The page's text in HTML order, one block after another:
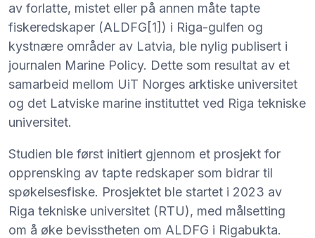
av forlatte, mistet eller på annen måte tapte
fiskeredskaper (ALDFG [1] ) i Riga-gulfen og
kystnære områder av Latvia, ble nylig publisert i
journalen Marine Policy. Dette som resultat av et
samarbeid mellom UiT Norges arktiske universitet
og det Latviske marine instituttet ved Riga tekniske
universitet.
Studien ble først initiert gjennom et prosjekt for
opprensking av tapte redskaper som bidrar til
spøkelsesfiske. Prosjektet ble startet i 2023 av
Riga tekniske universitet (RTU), med målsetting
om å øke bevisstheten om ALDFG i Rigabukta.